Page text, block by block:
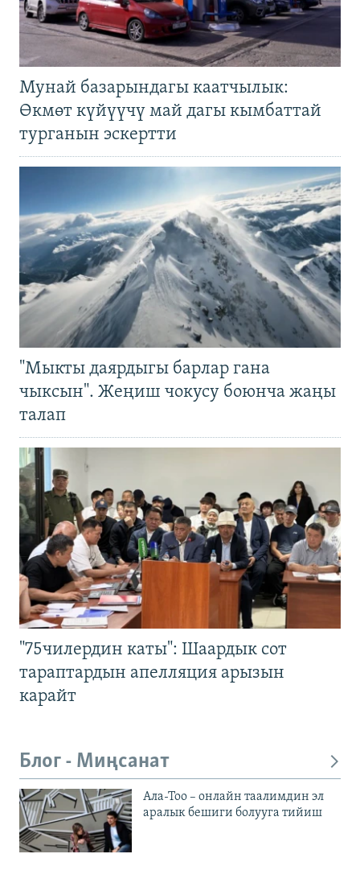
Мунай базарындагы каатчылык:
Өкмөт күйүүчү май дагы кымбаттай
турганын эскертти
"Мыкты даярдыгы барлар гана
чыксын". Жеңиш чокусу боюнча жаңы
талап
"75чилердин каты": Шаардык сот
тараптардын апелляция арызын
карайт
Блог - Миңсанат
Ала-Тоо – онлайн таалимдин эл
аралык бешиги болууга тийиш